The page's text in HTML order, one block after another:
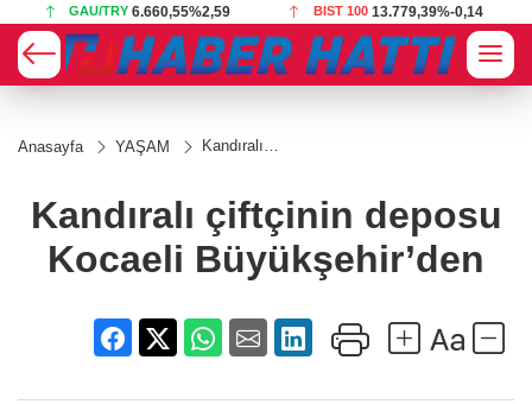
GAU/TRY 6.660,55%2,59 BIST 100 13.779,39%-0,14
Anasayfa YAŞAM
Kandıralı
Büyükşehir’den
Kandıralı çiftçinin deposu
Kocaeli Büyükşehir’den